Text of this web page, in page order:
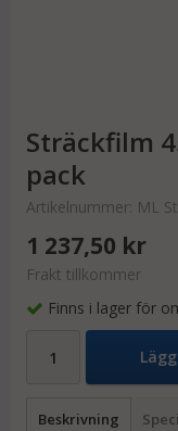
Sträckfilm
pack
Artikelnummer: ML
1 237,50 kr
Frakt tillkommer
Finns i lager för
Beskrivning